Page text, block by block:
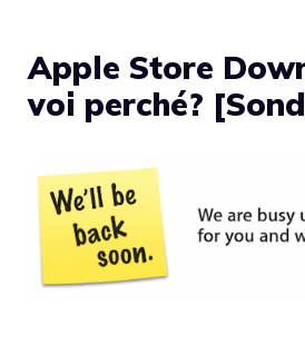
Apple Store
voi perché?